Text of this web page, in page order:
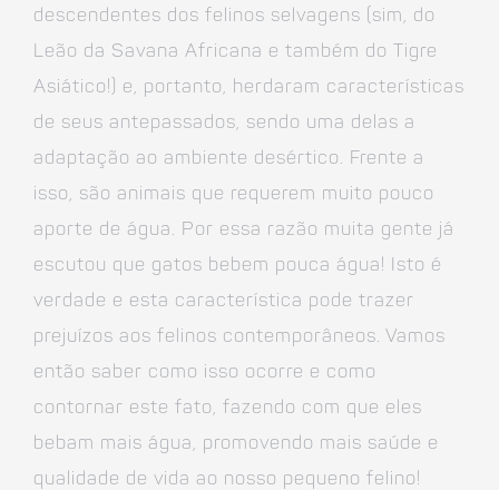
descendentes dos felinos selvagens (sim, do
Leão da Savana Africana e também do Tigre
Asiático!) e, portanto, herdaram características
de seus antepassados, sendo uma delas a
adaptação ao ambiente desértico. Frente a
isso, são animais que requerem muito pouco
aporte de água. Por essa razão muita gente já
escutou que gatos bebem pouca água! Isto é
verdade e esta característica pode trazer
prejuízos aos felinos contemporâneos. Vamos
então saber como isso ocorre e como
contornar este fato, fazendo com que eles
bebam mais água, promovendo mais saúde e
qualidade de vida ao nosso pequeno felino!